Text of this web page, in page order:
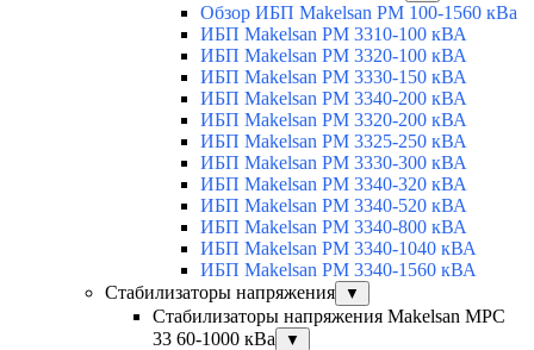
Обзор ИБП Makelsan PM 100-1560 кВа
ИБП Makelsan PM 3310-100 кВА
ИБП Makelsan PM 3320-100 кВА
ИБП Makelsan PM 3330-150 кВА
ИБП Makelsan PM 3340-200 кВА
ИБП Makelsan PM 3320-200 кВА
ИБП Makelsan PM 3325-250 кВА
ИБП Makelsan PM 3330-300 кВА
ИБП Makelsan PM 3340-320 кВА
ИБП Makelsan PM 3340-520 кВА
ИБП Makelsan PM 3340-800 кВА
ИБП Makelsan PM 3340-1040 кВА
ИБП Makelsan PM 3340-1560 кВА
Стабилизаторы напряжения
▼
Стабилизаторы напряжения Makelsan MPC
33 60-1000 кВа
▼